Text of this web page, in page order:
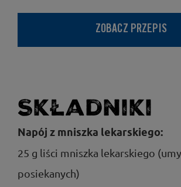
ZOBACZ PRZEPIS
Składniki
Napój z mniszka lekarskiego:
25 g liści mniszka lekarskiego
posiekanych)